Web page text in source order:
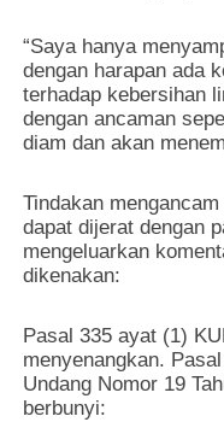
“Saya hanya
dengan harapan ada
terhadap kebersihan
dengan ancaman
diam dan akan
Tindakan
dapat dijerat dengan
mengeluarkan
dikenakan:
Pasal 335 ayat (1)
menyenangkan.
Undang Nomor 19
berbunyi: